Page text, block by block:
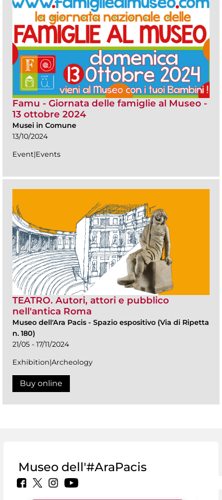
Famu - Giornata delle famiglie al Museo -
13 ottobre 2024
Musei in Comune
13/10/2024
Event|Events
TEATRO. Autori, attori e pubblico
nell'antica Roma
Museo dell'Ara Pacis - Spazio espositivo (Via di Ripetta
n. 180)
21/05 - 17/11/2024
Exhibition|Archeology
Buy online
Museo dell'#AraPacis